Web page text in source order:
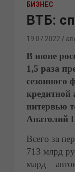
БИЗНЕС
ВТБ:
19.07.2022
В июне
1,5 раза
сезонного
кредитной
интервью
Анатолий
Всего за
713 млрд
млрд –